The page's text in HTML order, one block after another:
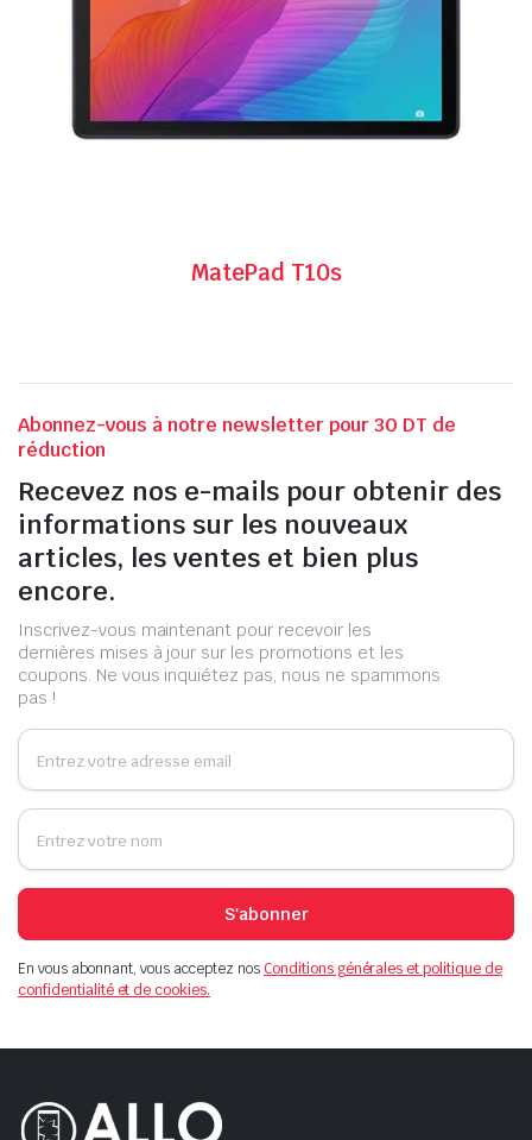
MatePad T10s
Abonnez-vous à notre newsletter pour 30 DT de
réduction
Recevez nos e-mails pour obtenir des
informations sur les nouveaux
articles, les ventes et bien plus
encore.
Inscrivez-vous maintenant pour recevoir les
dernières mises à jour sur les promotions et les
coupons. Ne vous inquiétez pas, nous ne spammons
pas !
S'abonner
En vous abonnant, vous acceptez nosConditions générales et politique de
confidentialité et de cookies.